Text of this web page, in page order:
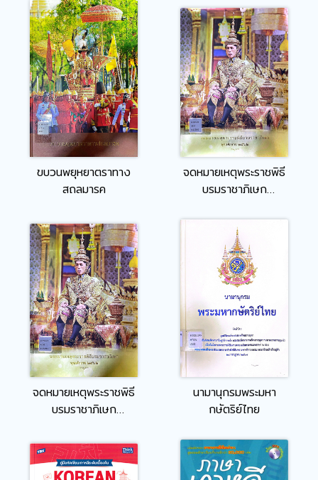
ขบวนพยุหยาตราทาง
สถลมารค
จดหมายเหตุพระราชพิธี
บรมราชาภิเษก
2
จดหมายเหตุพระราชพิธี
บรมราชาภิเษก
1
นามานุกรมพระมหา
กษัตริย์ไทย